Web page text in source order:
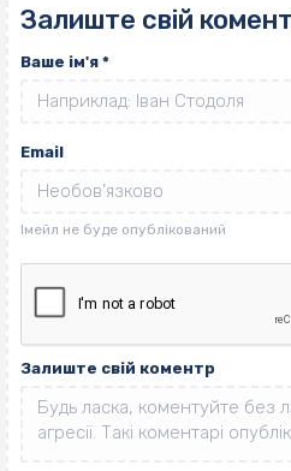
Залиште свій
Ваше ім'я *
Email
Залиште свій коментр